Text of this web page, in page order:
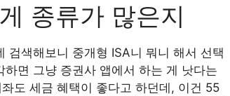
종류가 많은지
검색해보니 중개형 ISA니 뭐니 해서 선택
면 그냥 증권사 앱에서 하는 게 낫다는
도 세금 혜택이 좋다고 하던데, 이건 55